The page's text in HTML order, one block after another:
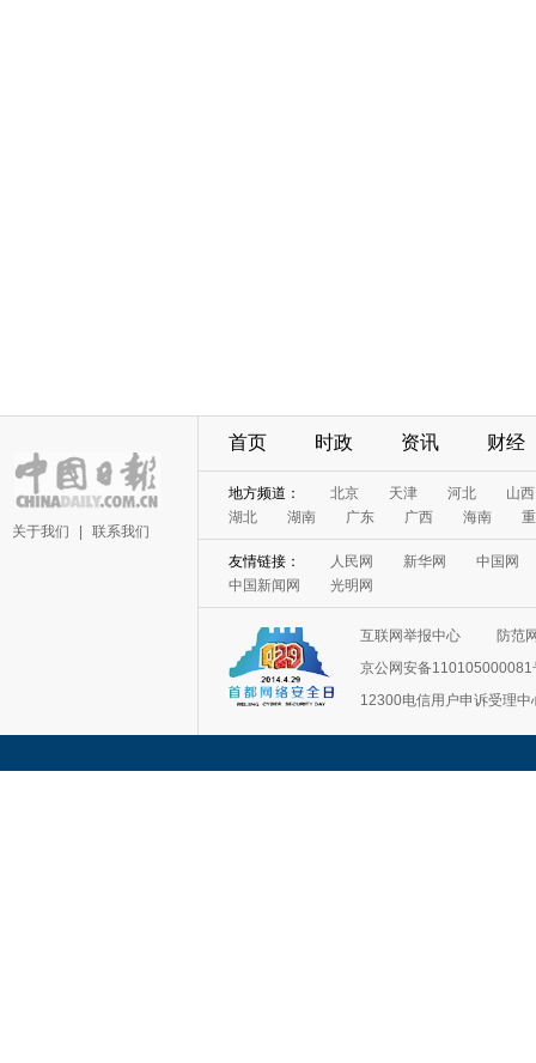
关于我们 联系我们
首页 时政 资讯 财经
地方频道： 北京 天津 河北
山西
湖北
湖南 广东 广西 海南
友情链接： 人民网 新华网
中国网
中国新闻网
光明网
互联网举报中心
防范
京公网安备110105000081
12300电信用户申诉受理中